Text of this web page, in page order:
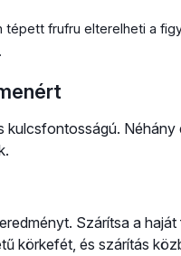
tépett frufru elterelheti a
kulcsfontosságú.
Szárítsa a
körkefét, és szárítás